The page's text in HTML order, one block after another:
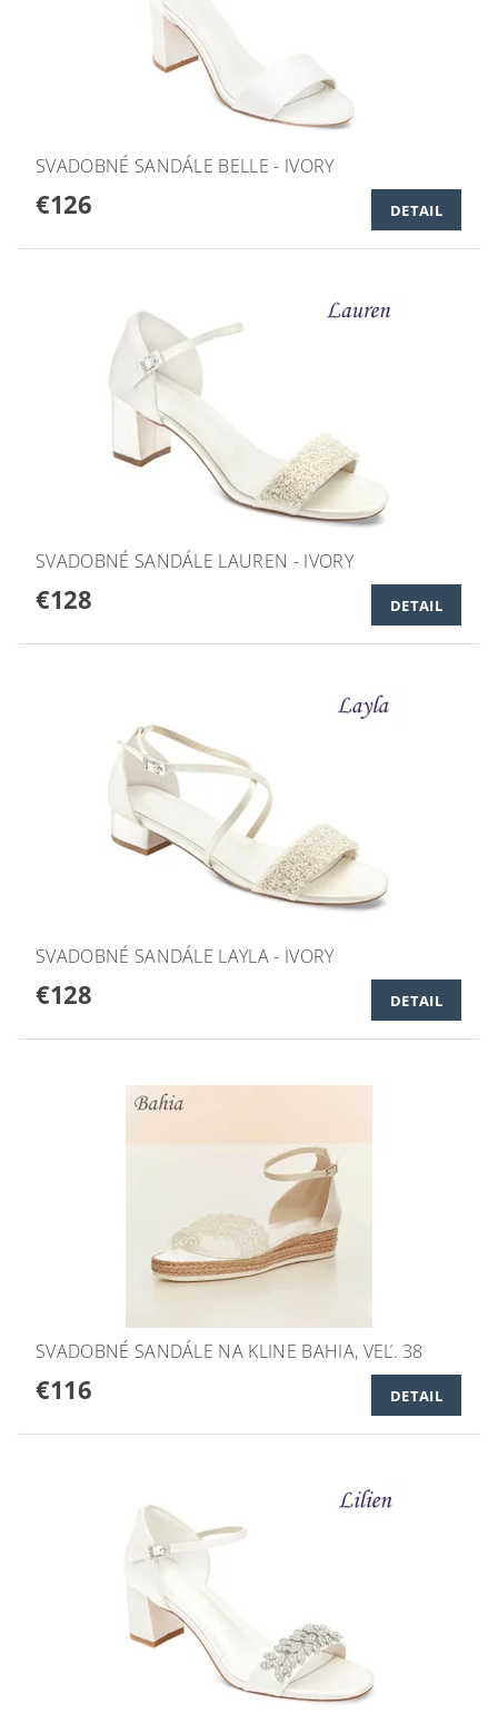
SVADOBNÉ SANDÁLE BELLE - IVORY
€126 DETAIL
SVADOBNÉ SANDÁLE LAUREN - IVORY
€128 DETAIL
SVADOBNÉ SANDÁLE LAYLA - IVORY
€128 DETAIL
SVADOBNÉ SANDÁLE NA KLINE BAHIA, VEĽ. 38
€116 DETAIL